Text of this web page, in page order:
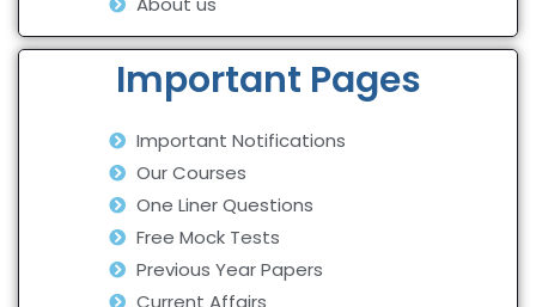
Important Pages
Important Notifications
Our Courses
One Liner Questions
Free Mock Tests
Previous Year Papers
Current Affairs